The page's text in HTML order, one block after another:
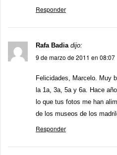
Responder
Rafa Badia dijo:
9 de marzo de 2011 en 08:07
Felicidades, Marcelo. Muy
la 1a, 3a, 5a y 6a. Hace
lo que tus fotos me han
de los museos de los
Responder